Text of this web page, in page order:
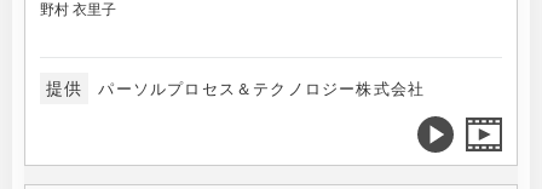
野村 衣里子
提供 パーソルプロセス＆テクノロジー株式会社